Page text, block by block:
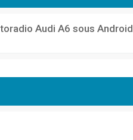
Audi A6 sous Android